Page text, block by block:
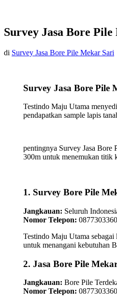
Survey Jasa Bore
di Survey Jasa Bore Pile Mekar Sari
Survey Jasa Bore Pile
Testindo Maju Utama
pendapatkan sample lapis
pentingnya Survey Jasa Bore
300m untuk menemukan titik
1. Survey Bore Pile
Jangkauan: Seluruh
Nomor Telepon:
Testindo Maju Utama
untuk menangani kebutuhan
2. Jasa Bore Pile
Jangkauan: Bore Pile
Nomor Telepon: